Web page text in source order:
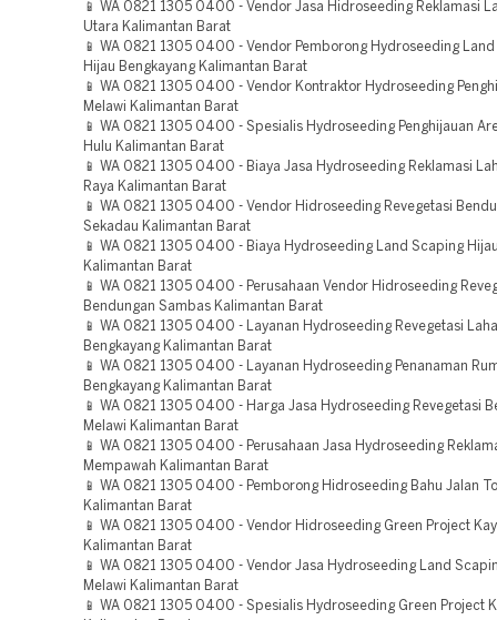
📱 WA 0821 1305 0400 - Vendor Jasa Hidroseeding Reklamasi
Utara Kalimantan Barat
📱 WA 0821 1305 0400 - Vendor Pemborong Hydroseeding
Hijau Bengkayang Kalimantan Barat
📱 WA 0821 1305 0400 - Vendor Kontraktor Hydroseeding
Melawi Kalimantan Barat
📱 WA 0821 1305 0400 - Spesialis Hydroseeding Penghijauan
Hulu Kalimantan Barat
📱 WA 0821 1305 0400 - Biaya Jasa Hydroseeding Reklamasi
Raya Kalimantan Barat
📱 WA 0821 1305 0400 - Vendor Hidroseeding Revegetasi
Sekadau Kalimantan Barat
📱 WA 0821 1305 0400 - Biaya Hydroseeding Land Scaping
Kalimantan Barat
📱 WA 0821 1305 0400 - Perusahaan Vendor Hidroseeding
Bendungan Sambas Kalimantan Barat
📱 WA 0821 1305 0400 - Layanan Hydroseeding Revegetasi
Bengkayang Kalimantan Barat
📱 WA 0821 1305 0400 - Layanan Hydroseeding Penanaman
Bengkayang Kalimantan Barat
📱 WA 0821 1305 0400 - Harga Jasa Hydroseeding Revegetasi
Melawi Kalimantan Barat
📱 WA 0821 1305 0400 - Perusahaan Jasa Hydroseeding
Mempawah Kalimantan Barat
📱 WA 0821 1305 0400 - Pemborong Hidroseeding Bahu Jalan
Kalimantan Barat
📱 WA 0821 1305 0400 - Vendor Hidroseeding Green Project
Kalimantan Barat
📱 WA 0821 1305 0400 - Vendor Jasa Hydroseeding Land
Melawi Kalimantan Barat
📱 WA 0821 1305 0400 - Spesialis Hydroseeding Green Project